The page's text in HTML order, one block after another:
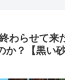
わらせて来
か？【黒い